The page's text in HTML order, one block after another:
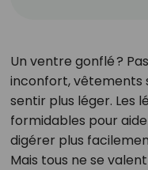
Un ventre gonflé ?
inconfort, vêtements
sentir plus léger. Les
formidables pour
digérer plus
Mais tous ne se